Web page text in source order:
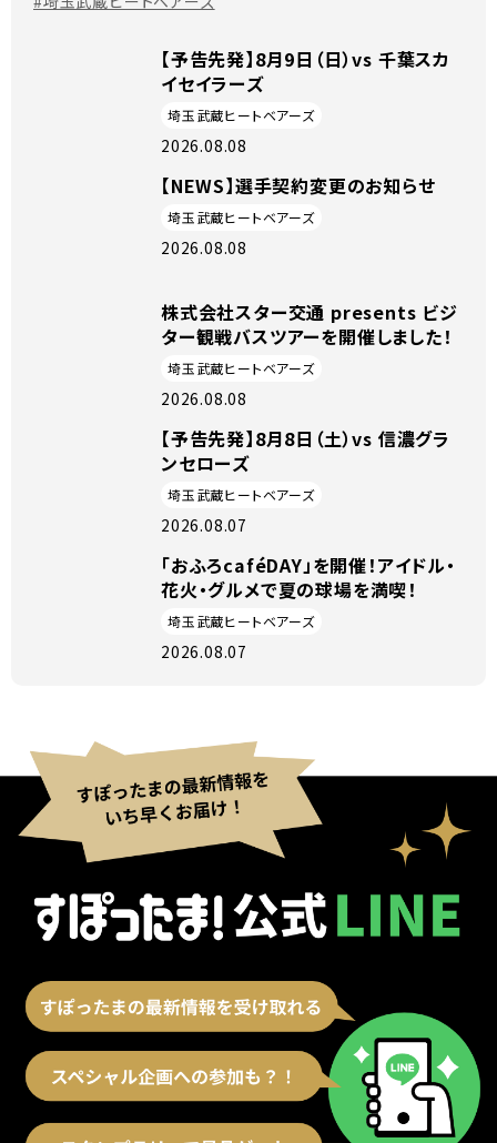
【予告先発】8月9日（日）vs 千葉スカ
イセイラーズ
埼玉武蔵ヒートベアーズ
2026.08.08
【NEWS】選手契約変更のお知らせ
埼玉武蔵ヒートベアーズ
2026.08.08
株式会社スター交通 presents ビジ
ター観戦バスツアーを開催しました！
埼玉武蔵ヒートベアーズ
2026.08.08
【予告先発】8月8日（土）vs 信濃グラ
ンセローズ
埼玉武蔵ヒートベアーズ
2026.08.07
「おふろcaféDAY」を開催！アイドル・
花火・グルメで夏の球場を満喫！
埼玉武蔵ヒートベアーズ
2026.08.07